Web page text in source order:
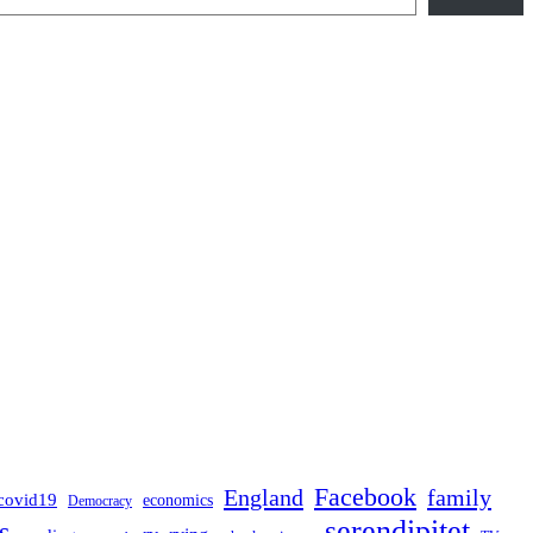
Democracy economics England Facebook family